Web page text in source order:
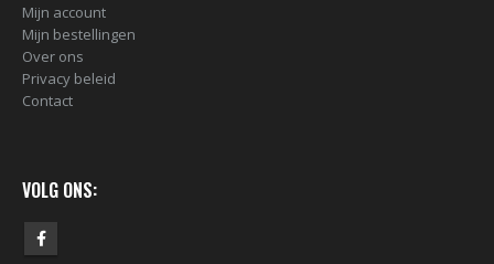
Mijn account
Mijn bestellingen
Over ons
Privacy beleid
Contact
VOLG ONS: